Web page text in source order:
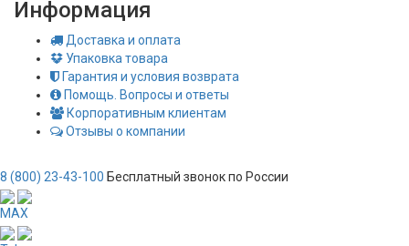
Информация
Доставка и оплата
Упаковка товара
Гарантия и условия возврата
Помощь. Вопросы и ответы
Корпоративным клиентам
Отзывы о компании
8 (800) 23-43-100 Бесплатный звонок по России
MAX